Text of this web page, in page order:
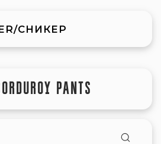
СНИКЕР
PANTS